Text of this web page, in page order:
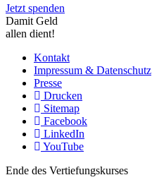
Jetzt spenden
Damit Geld
allen dient!
Kontakt
Impressum & Datenschutz
Presse
Drucken
Sitemap
Facebook
LinkedIn
YouTube
Ende des Vertiefungskurses